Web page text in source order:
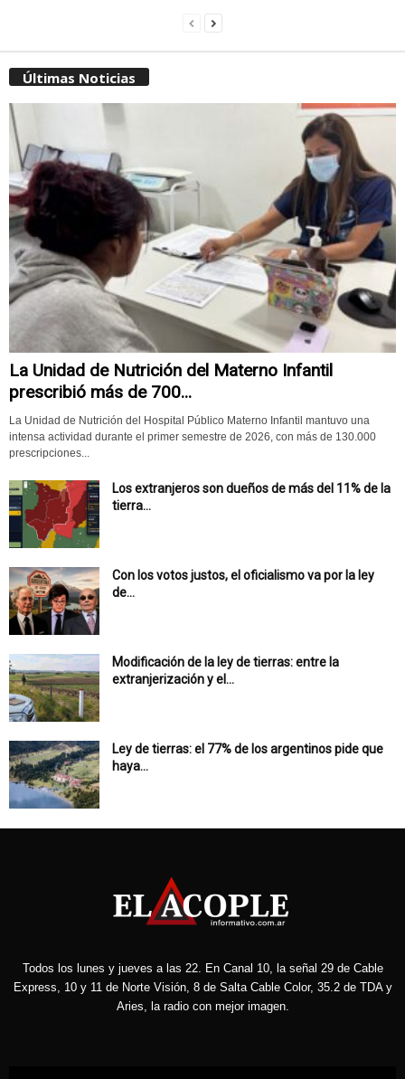
Últimas Noticias
La Unidad de Nutrición del Materno Infantil
prescribió más de 700...
La Unidad de Nutrición del Hospital Público Materno Infantil mantuvo una
intensa actividad durante el primer semestre de 2026, con más de 130.000
prescripciones...
Los extranjeros son dueños de más del 11% de la
tierra...
Con los votos justos, el oficialismo va por la ley
de...
Modificación de la ley de tierras: entre la
extranjerización y el...
Ley de tierras: el 77% de los argentinos pide que
haya...
Todos los lunes y jueves a las 22. En Canal 10, la señal 29 de Cable
Express, 10 y 11 de Norte Visión, 8 de Salta Cable Color, 35.2 de TDA y
Aries, la radio con mejor imagen.